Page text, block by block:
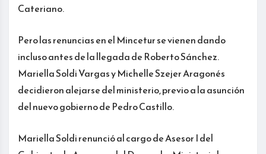
Cateriano.
Pero las renuncias en el Mincetur se vienen dando
incluso antes de la llegada de Roberto Sánchez.
Mariella Soldi Vargas y Michelle Szejer Aragonés
decidieron alejarse del ministerio, previo a la asunción
del nuevo gobierno de Pedro Castillo.
Mariella Soldi renunció al cargo de Asesor I del